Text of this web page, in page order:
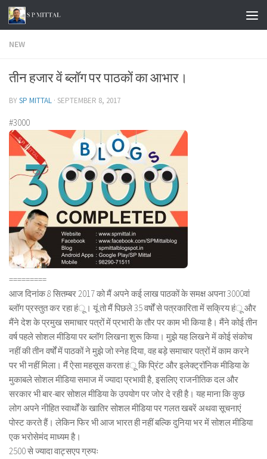
Skip to content
NEW
तीन हजार वें ब्लॉग पर पाठकों का आभार।
BYSP MITTAL · SEPTEMBER 8, 2017
#3000
=========
आज दिनांक 8 सितम्बर 2017 को मैं अपने कई लाख पाठकों के समक्ष अपना 3000वां
ब्लॉग प्रस्तुत कर रहा हंू। यूं तो मैं पिछले 35 वर्षों से पत्रकारिता में सक्रिय हंू और
मैंने देश के प्रमुख समाचार पत्रों में प्रभारी के तौर पर काम भी किया है। मैंने कोई तीन
वर्ष पहले सोशल मीडिया पर ब्लॉग लिखना शुरू किया। मुझे यह लिखने में कोई संकोच
नहीं की तीन वर्षों में पाठकों ने मुझे जो स्नेह दिया, वह बड़े समाचार पत्रों में काम करने
पर भी नहीं मिला। मैं ऐसा महसूस करता हंू कि प्रिंट और इलेक्ट्रॉनिक मीडिया के
मुकाबले सोशल मीडिया समाज में ज्यादा प्रभावी है, इसलिए राजनीतिक दल और
सरकार भी बार-बार सोशल मीडिया के उपयोग पर जोर दे रही है। यह माना कि कुछ
लोग अपने नीहित स्वार्थों के खातिर सोशल मीडिया पर गलत खबरें अथवा सूचनाएं
पोस्ट करते हैं। लेकिन फिर भी आज भारत ही नहीं बल्कि दुनिया भर में सोशल मीडिया
एक भरोसेमंद माध्यम है।
2500 से ज्यादा वाट्सएप ग्रुपः